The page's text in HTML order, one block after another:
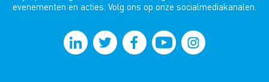
evenementen en acties. Volg ons op onze socialmediakanalen.